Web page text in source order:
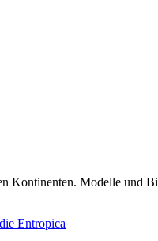
Kontinenten. Modelle und
Entropica